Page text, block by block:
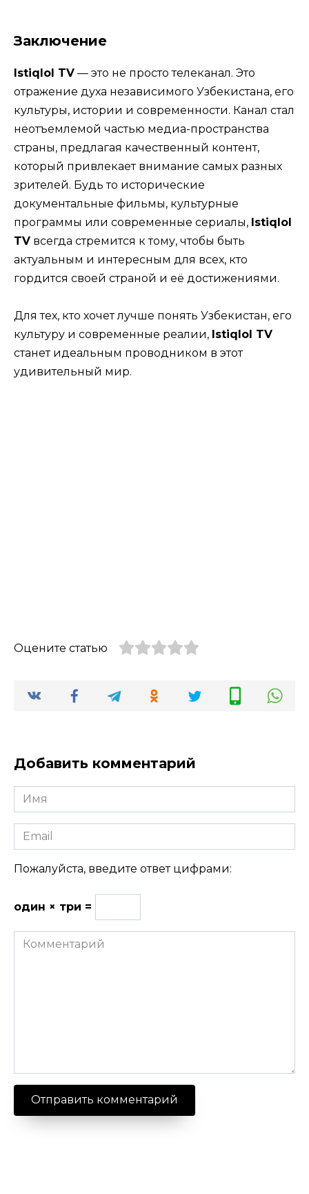
Заключение
Istiqlol TV — это не просто телеканал. Это
отражение духа независимого Узбекистана, его
культуры, истории и современности. Канал стал
неотъемлемой частью медиа-пространства
страны, предлагая качественный контент,
который привлекает внимание самых разных
зрителей. Будь то исторические
документальные фильмы, культурные
программы или современные сериалы, Istiqlol
TV всегда стремится к тому, чтобы быть
актуальным и интересным для всех, кто
гордится своей страной и её достижениями.
Для тех, кто хочет лучше понять Узбекистан, его
культуру и современные реалии, Istiqlol TV
станет идеальным проводником в этот
удивительный мир.
Оцените статью
Добавить комментарий
Имя
Email
Пожалуйста, введите ответ цифрами:
один × три =
Комментарий